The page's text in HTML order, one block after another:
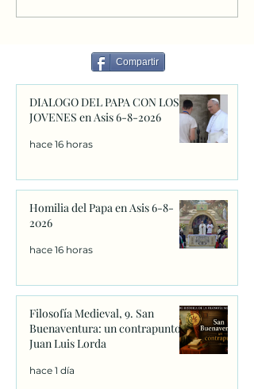
ponente comie
Compartir
DIALOGO DEL PAPA CON LOS
JOVENES en Asis 6-8-2026
hace 16 horas
Homilia del Papa en Asis 6-8-
2026
hace 16 horas
Filosofía Medieval, 9. San
Buenaventura: un contrapunto.
Juan Luis Lorda
hace 1 día